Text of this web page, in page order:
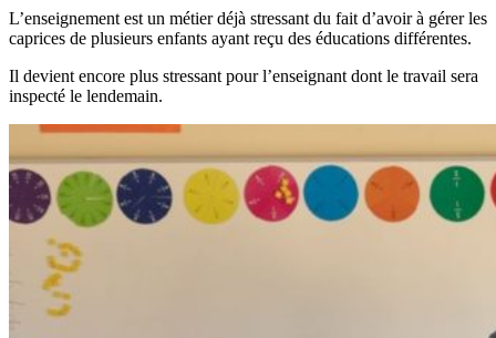
L’enseignement est un métier déjà stressant du fait d’avoir à gérer les
caprices de plusieurs enfants ayant reçu des éducations différentes.
Il devient encore plus stressant pour l’enseignant dont le travail sera
inspecté le lendemain.